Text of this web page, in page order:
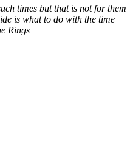
times but that is not for them
is what to do with the time
Rings